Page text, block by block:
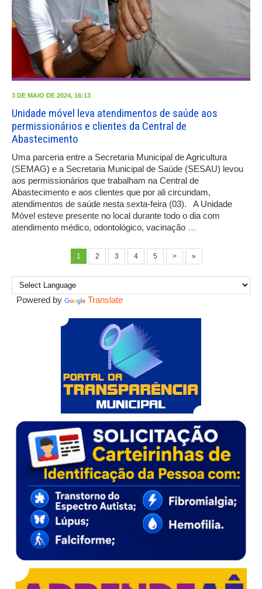
3 DE MAIO DE 2024, 16:13
Unidade móvel leva atendimentos de saúde aos
permissionários e clientes da Central de
Abastecimento
Uma parceria entre a Secretaria Municipal de Agricultura
(SEMAG) e a Secretaria Municipal de Saúde (SESAU) levou
aos permissionários que trabalham na Central de
Abastecimento e aos clientes que por ali circundam,
atendimentos de saúde nesta sexta-feira (03). A Unidade
Móvel esteve presente no local durante todo o dia com
atendimento médico, odontológico, vacinação …
1 2 3 4 5 > »
Powered by Translate